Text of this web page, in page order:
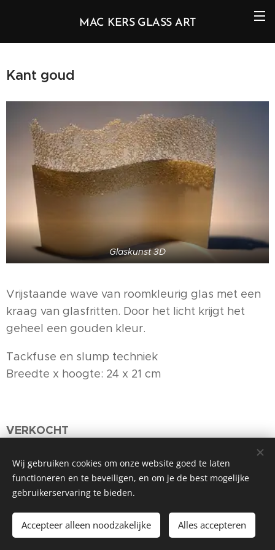
MAC KERS GLASS ART
Kant goud
Glaskunst 3D
Vrijstaande wave van roomkleurig glas met een
kraag van glasfritten. Door het licht krijgt het
geheel een gouden kleur.
Tackfuse en slump techniek
Breedte x hoogte: 24 x 21 cm
VERKOCHT
©2026 Mac Kers, Lelystad
Mogelijk gemaakt doorWebnode Cookies
Wij gebruiken cookies om onze website goed te laten
functioneren en te beveiligen, en om je de best mogelijke
gebruikerservaring te bieden.
Accepteer alleen noodzakelijke Alles accepteren